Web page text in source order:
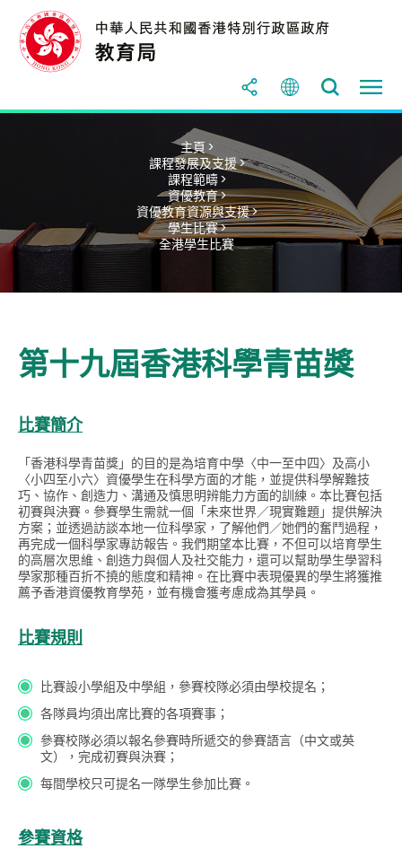
主頁 >
課程發展及支援 >
課程範疇 >
資優教育 >
資優教育資源與支援 >
學生比賽 >
全港學生比賽
第十九屆香港科學青苗獎
比賽簡介
「香港科學青苗獎」的目的是為培育中學〈中一至中四〉及高小
〈小四至小六〉資優學生在科學方面的才能，並提供科學解難技
巧、協作、創造力、溝通及慎思明辨能力方面的訓練。本比賽包括
初賽與決賽。參賽學生需就一個「未來世界／現實難題」提供解決
方案；並透過訪談本地一位科學家，了解他們／她們的奮鬥過程，
再完成一個科學家專訪報告。我們期望本比賽，不但可以培育學生
的高層次思維、創造力與個人及社交能力，還可以幫助學生學習科
學家那種百折不撓的態度和精神。在比賽中表現優異的學生將獲推
薦予香港資優教育學苑，並有機會獲考慮成為其學員。
比賽規則
比賽設小學組及中學組，參賽校隊必須由學校提名；
各隊員均須出席比賽的各項賽事；
參賽校隊必須以報名參賽時所遞交的參賽語言（中文或英
文），完成初賽與決賽；
每間學校只可提名一隊學生參加比賽。
參賽資格